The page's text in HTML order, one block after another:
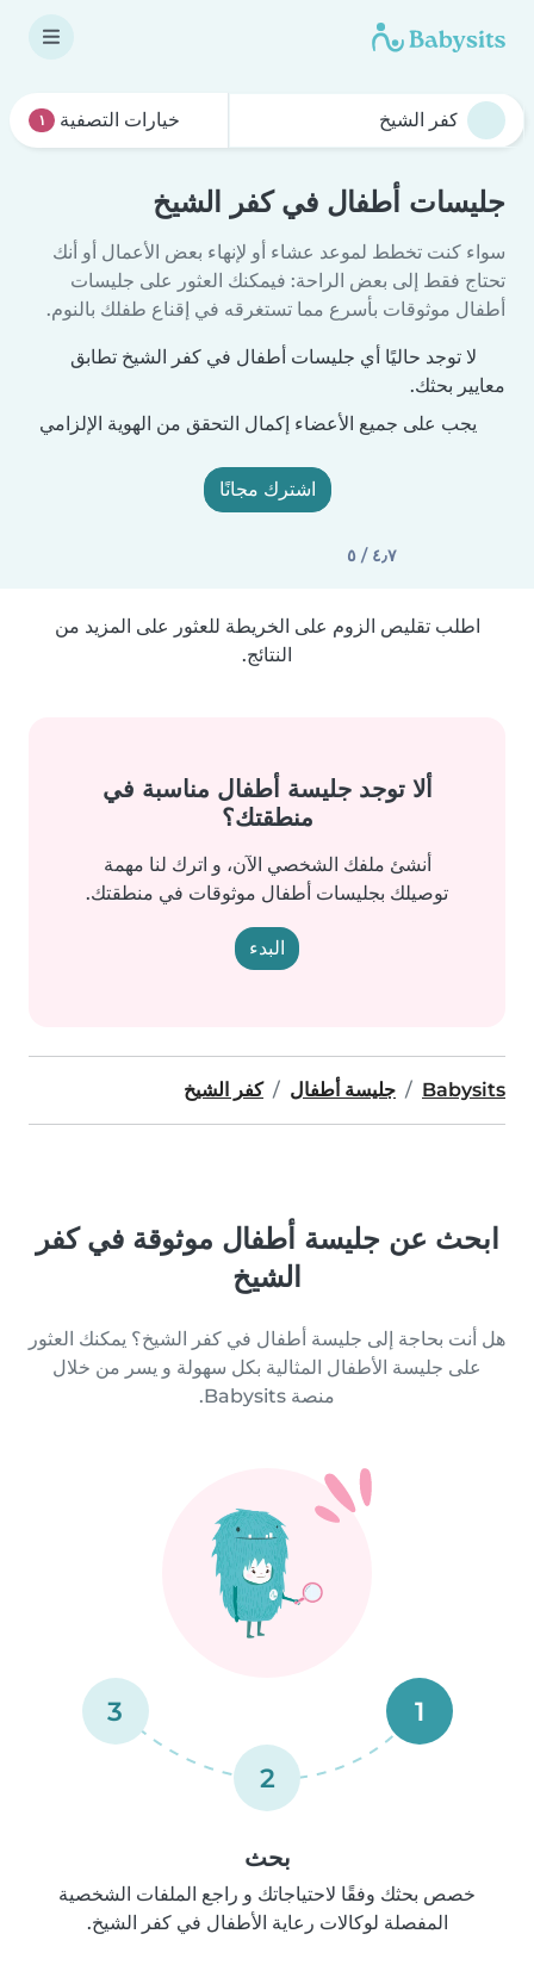
خيارات التصفية ١
جليسات أطفال في كفر الشيخ
سواء كنت تخطط لموعد عشاء أو لإنهاء بعض الأعمال أو أنك
تحتاج فقط إلى بعض الراحة: فيمكنك العثور على جليسات
أطفال موثوقات بأسرع مما تستغرقه في إقناع طفلك بالنوم.
لا توجد حاليًا أي جليسات أطفال في كفر الشيخ تطابق
معايير بحثك.
يجب على جميع الأعضاء إكمال التحقق من الهوية الإلزامي
اشترك مجانًا
٤٫٧ / ٥
اطلب تقليص الزوم على الخريطة للعثور على المزيد من
النتائج.
ألا توجد جليسة أطفال مناسبة في
منطقتك؟
أنشئ ملفك الشخصي الآن، و اترك لنا مهمة
توصيلك بجليسات أطفال موثوقات في منطقتك.
البدء
Babysits جليسة أطفال كفر الشيخ
ابحث عن جليسة أطفال موثوقة في كفر
الشيخ
هل أنت بحاجة إلى جليسة أطفال في كفر الشيخ؟ يمكنك العثور
على جليسة الأطفال المثالية بكل سهولة و يسر من خلال
منصة Babysits.
1
2
3
بحث
خصص بحثك وفقًا لاحتياجاتك و راجع الملفات الشخصية
المفصلة لوكالات رعاية الأطفال في كفر الشيخ.